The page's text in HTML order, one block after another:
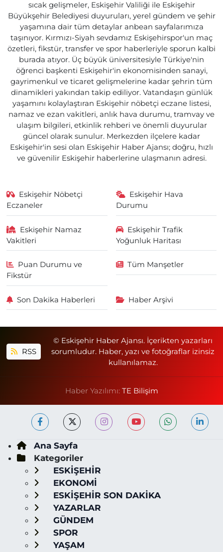
sıcak gelişmeler, Eskişehir Valiliği ile Eskişehir
Büyükşehir Belediyesi duyuruları, yerel gündem ve şehir
yaşamına dair tüm detaylar anbean sayfalarımıza
taşınıyor. Kırmızı-Siyah sevdamız Eskişehirspor'un maç
özetleri, fikstür, transfer ve spor haberleriyle sporun kalbi
burada atıyor. Üç büyük üniversitesiyle Türkiye'nin
öğrenci başkenti Eskişehir'in ekonomisinden sanayi,
gayrimenkul ve ticaret gelişmelerine kadar şehrin tüm
dinamikleri yakından takip ediliyor. Vatandaşın günlük
yaşamını kolaylaştıran Eskişehir nöbetçi eczane listesi,
namaz ve ezan vakitleri, anlık hava durumu, tramvay ve
ulaşım bilgileri, etkinlik rehberi ve önemli duyurular
güncel olarak sunulur. Merkezden ilçelere kadar
Eskişehir'in sesi olan Eskişehir Haber Ajansı; doğru, hızlı
ve güvenilir Eskişehir haberlerine ulaşmanın adresi.
Eskişehir Nöbetçi
Eczaneler
Eskişehir Hava
Durumu
Eskişehir Namaz
Vakitleri
Eskişehir Trafik
Yoğunluk Haritası
Puan Durumu ve
Fikstür
Tüm Manşetler
Son Dakika Haberleri Haber Arşivi
RSS
© Eskişehir Haber Ajansı. İçerikten yazarları
sorumludur. Haber, yazı ve fotoğraflar izinsiz
kullanılamaz.
Haber Yazılımı: TE Bilişim
Ana Sayfa
Kategoriler
ESKİŞEHİR
EKONOMİ
ESKİŞEHİR SON DAKİKA
YAZARLAR
GÜNDEM
SPOR
YAŞAM